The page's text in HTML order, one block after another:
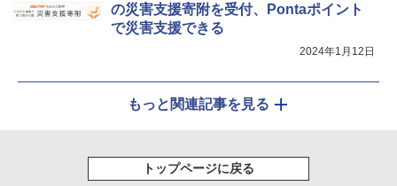
の災害支援寄附を受付、Pontaポイント
で災害支援できる
2024年1月12日
もっと関連記事を見る
トップページに戻る